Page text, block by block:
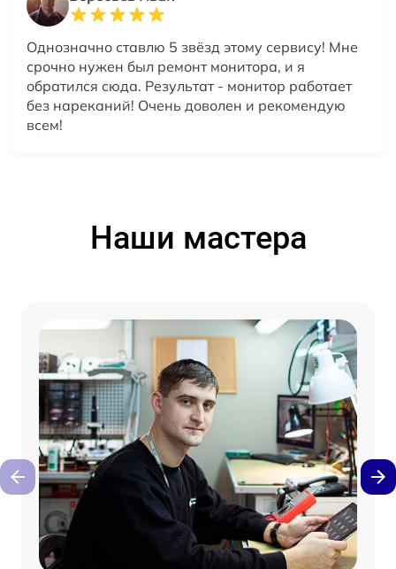
Однозначно ставлю 5 звёзд этому сервису! Мне
срочно нужен был ремонт монитора, и я
обратился сюда. Результат - монитор работает
без нареканий! Очень доволен и рекомендую
всем!
Наши мастера